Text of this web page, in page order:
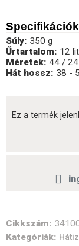
Specifikációk
Súly: 350 g
Űrtartalom: 12
Méretek: 44 /
Hát hossz: 38 -
Ez a termék
Cikkszám:
Kategóriák: